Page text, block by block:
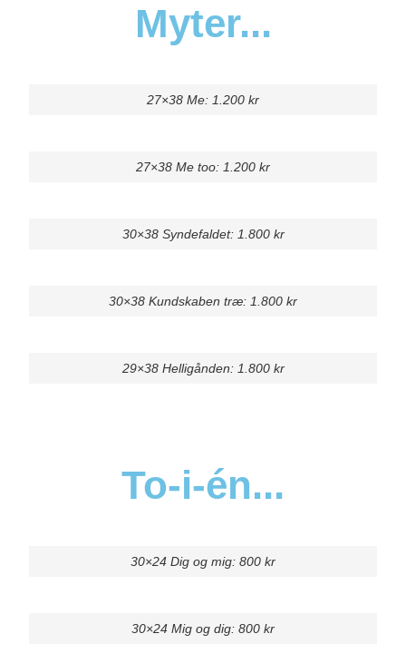
Myter...
27×38 Me: 1.200 kr
27×38 Me too: 1.200 kr
30×38 Syndefaldet: 1.800 kr
30×38 Kundskaben træ: 1.800 kr
29×38 Helligånden: 1.800 kr
To-i-én...
30×24 Dig og mig: 800 kr
30×24 Mig og dig: 800 kr